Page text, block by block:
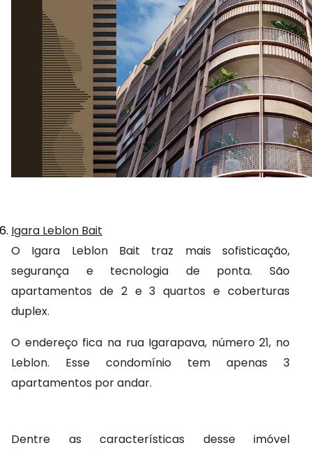
Igara Leblon Bait
O Igara Leblon Bait traz mais sofisticação,
segurança e tecnologia de ponta. São
apartamentos de 2 e 3 quartos e coberturas
duplex.
O endereço fica na rua Igarapava, número 21, no
Leblon. Esse condomínio tem apenas 3
apartamentos por andar.
Dentre as características desse imóvel